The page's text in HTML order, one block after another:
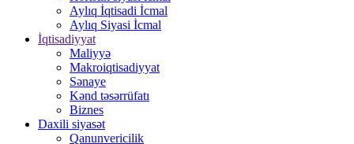
Aylıq İqtisadi İcmal
Aylıq Siyasi İcmal
İqtisadiyyat
Maliyyə
Makroiqtisadiyyat
Sənaye
Kənd təsərrüfatı
Biznes
Daxili siyasət
Qanunvericilik